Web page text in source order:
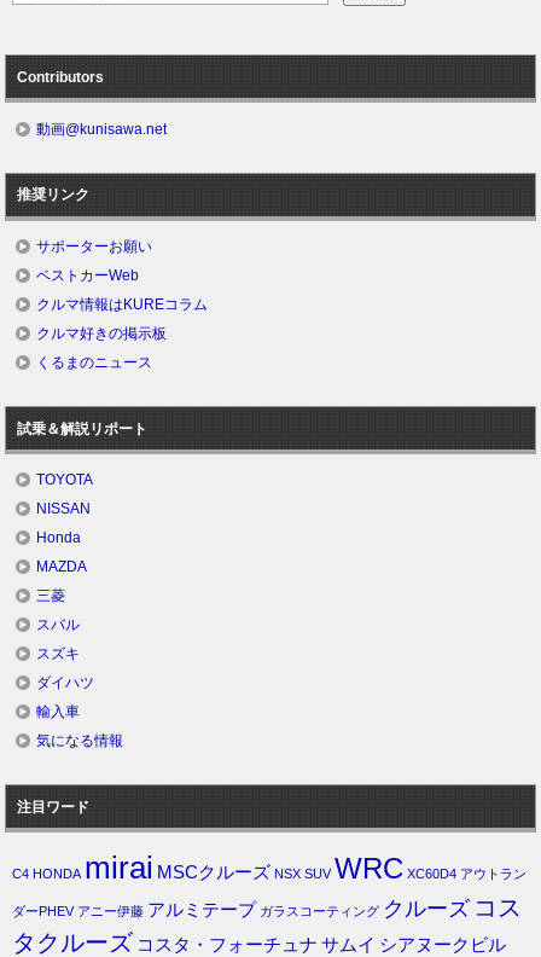
Contributors
動画@kunisawa.net
推奨リンク
サポーターお願い
ベストカーWeb
クルマ情報はKUREコラム
クルマ好きの掲示板
くるまのニュース
試乗＆解説リポート
TOYOTA
NISSAN
Honda
MAZDA
三菱
スバル
スズキ
ダイハツ
輸入車
気になる情報
注目ワード
C4 HONDA mirai MSCクルーズ NSX SUV WRC XC60D4 アウトラン
ダーPHEV アニー伊藤 アルミテープ ガラスコーティング クルーズ コス
タクルーズ コスタ・フォーチュナ サムイ シアヌークビル